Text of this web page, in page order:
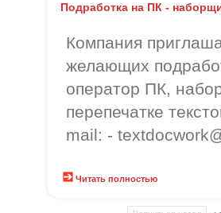
Подработка на ПК -
Компания
желающих
оператор ПК,
перепечатке
mail: -
Читать полностью